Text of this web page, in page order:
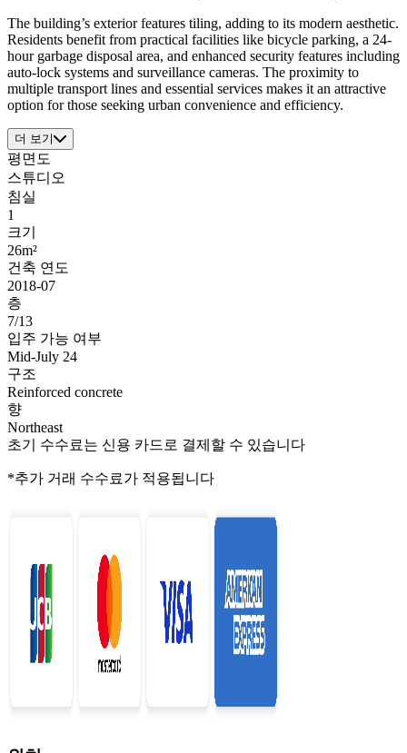
The building’s exterior features tiling, adding to its modern aesthetic.
Residents benefit from practical facilities like bicycle parking, a 24-
hour garbage disposal area, and enhanced security features including
auto-lock systems and surveillance cameras. The proximity to
multiple transport lines and essential services makes it an attractive
option for those seeking urban convenience and efficiency.
더 보기
평면도
스튜디오
침실
1
크기
26m²
건축 연도
2018-07
층
7/13
입주 가능 여부
Mid-July 24
구조
Reinforced concrete
향
Northeast
초기 수수료는 신용 카드로 결제할 수 있습니다
*추가 거래 수수료가 적용됩니다